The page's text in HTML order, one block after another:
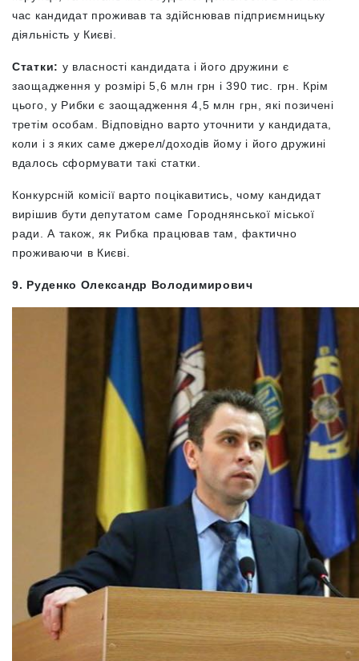
час кандидат проживав та здійснював підприємницьку
діяльність у Києві.
Статки: у власності кандидата і його дружини є
заощадження у розмірі 5,6 млн грн і 390 тис. грн. Крім
цього, у Рибки є заощадження 4,5 млн грн, які позичені
третім особам. Відповідно варто уточнити у кандидата,
коли і з яких саме джерел/доходів йому і його дружині
вдалось сформувати такі статки.
Конкурсній комісії варто поцікавитись, чому кандидат
вирішив бути депутатом саме Городнянської міської
ради. А також, як Рибка працював там, фактично
проживаючи в Києві.
9. Руденко Олександр Володимирович